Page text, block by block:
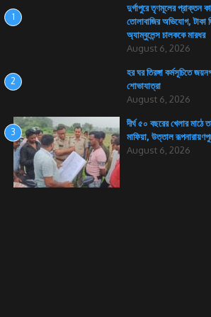
1
দুর্গাপুরে তৃণমূলের প্রাক্তন
তোলাবাজির অভিযোগ, টাকা
অ্যাম্বুলেন্স চালককে মারধর
August 6, 2026
2
হর ঘর তিরঙ্গা কর্মসূচিতে
শোভাযাত্রা
August 6, 2026
3
দীর্ঘ ৫০ বছরের খেলার মাঠে
মাফিয়া, উত্তাল
August 6, 2026